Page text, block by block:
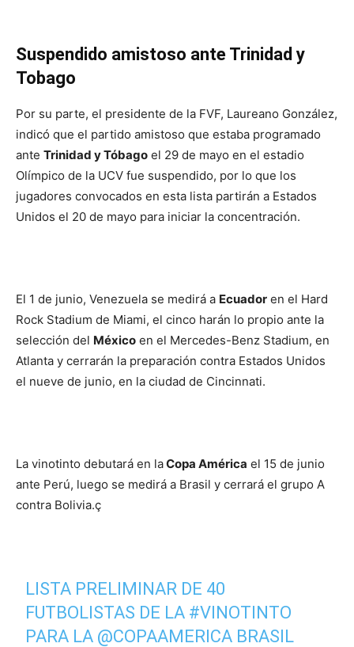
Suspendido amistoso ante Trinidad y
Tobago
Por su parte, el presidente de la FVF, Laureano González,
indicó que el partido amistoso que estaba programado
ante Trinidad y Tóbago el 29 de mayo en el estadio
Olímpico de la UCV fue suspendido, por lo que los
jugadores convocados en esta lista partirán a Estados
Unidos el 20 de mayo para iniciar la concentración.
El 1 de junio, Venezuela se medirá a Ecuador en el Hard
Rock Stadium de Miami, el cinco harán lo propio ante la
selección del México en el Mercedes-Benz Stadium, en
Atlanta y cerrarán la preparación contra Estados Unidos
el nueve de junio, en la ciudad de Cincinnati.
La vinotinto debutará en laCopa América el 15 de junio
ante Perú, luego se medirá a Brasil y cerrará el grupo A
contra Bolivia.ç
LISTA PRELIMINAR DE 40
FUTBOLISTAS DE LA #VINOTINTO
PARA LA @COPAAMERICA BRASIL